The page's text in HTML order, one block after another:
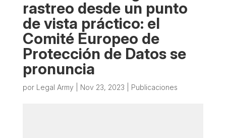
rastreo desde un punto
de vista práctico: el
Comité Europeo de
Protección de Datos se
pronuncia
por Legal Army Nov 23, 2023 Publicaciones